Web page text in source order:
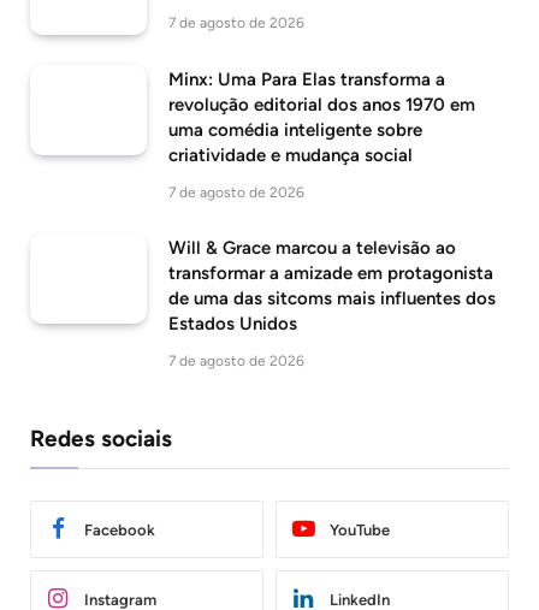
7 de agosto de 2026
Minx: Uma Para Elas transforma a
revolução editorial dos anos 1970 em
uma comédia inteligente sobre
criatividade e mudança social
7 de agosto de 2026
Will & Grace marcou a televisão ao
transformar a amizade em protagonista
de uma das sitcoms mais influentes dos
Estados Unidos
7 de agosto de 2026
Redes sociais
Facebook YouTube
Instagram LinkedIn